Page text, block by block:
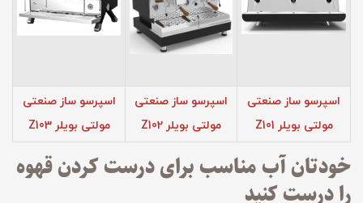
اسپرسو ساز صنعتی
مولتی بویلر Z101
اسپرسو ساز صنعتی
مولتی بویلر Z102
اسپرسو ساز صنعتی
مولتی بویلر Z103
خودتان آب مناسب برای درست کردن قهوه
را درست کنید